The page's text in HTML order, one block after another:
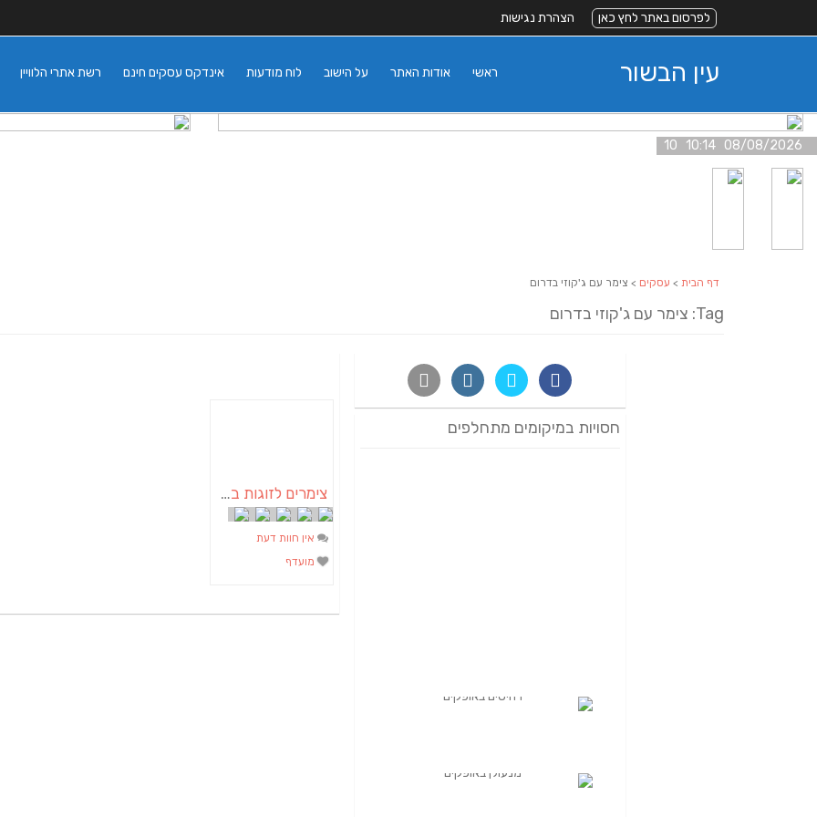
לפרסום באתר לחץ כאן הצהרת נגישות
עין הבשור רשת אתרי הלוויין אינדקס עסקים חינם לוח מודעות על הישוב אודות האתר ראשי
08/08/2026 10:14 10
דף הבית > עסקים > צימר עם ג'קוזי בדרום
Tag: צימר עם ג'קוזי בדרום
צימרים לזוגות בדרום | צמרת הברוש
אין חוות דעת
מועדף
חסויות במיקומים מתחלפים